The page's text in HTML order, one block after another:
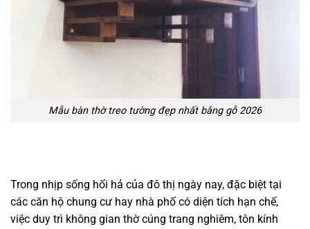
Mẫu bàn thờ treo tường đẹp nhất bằng gỗ 2026
Trong nhịp sống hối hả của đô thị ngày nay, đặc biệt tại
các căn hộ chung cư hay nhà phố có diện tích hạn chế,
việc duy trì không gian thờ cúng trang nghiêm, tôn kính